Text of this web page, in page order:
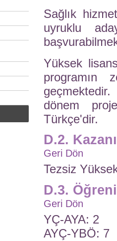
Sağlık
uyruklu
Yüksek
programın
dönem
Türkçe'dir.
D.2.
Geri Dön
Tezsiz
D.3.
Geri Dön
YÇ-AYA: 2
AYÇ-YBÖ: 7